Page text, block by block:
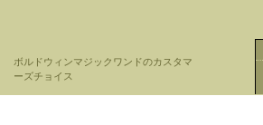
ボルドウィンマジックワンドのカスタマ
ーズチョイス